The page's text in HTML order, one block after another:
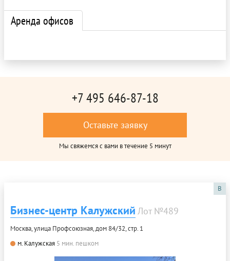
Аренда офисов
+7 495 646-87-18
Оставьте заявку
Мы свяжемся с вами в течение 5 минут
B
Бизнес-центр Калужский Лот №489
Москва, улица Профсоюзная, дом 84/32, стр. 1
м. Калужская 5 мин. пешком